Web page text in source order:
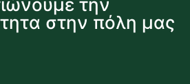
την
στην πόλη μας